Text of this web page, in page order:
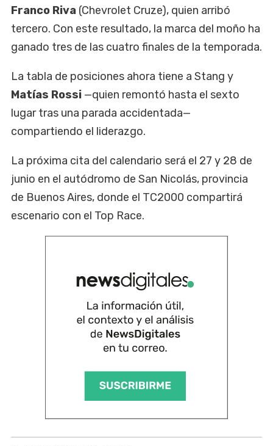
Franco Riva (Chevrolet Cruze), quien arribó
tercero. Con este resultado, la marca del moño ha
ganado tres de las cuatro finales de la temporada.
La tabla de posiciones ahora tiene a Stang y
Matías Rossi —quien remontó hasta el sexto
lugar tras una parada accidentada—
compartiendo el liderazgo.
La próxima cita del calendario será el 27 y 28 de
junio en el autódromo de San Nicolás, provincia
de Buenos Aires, donde el TC2000 compartirá
escenario con el Top Race.